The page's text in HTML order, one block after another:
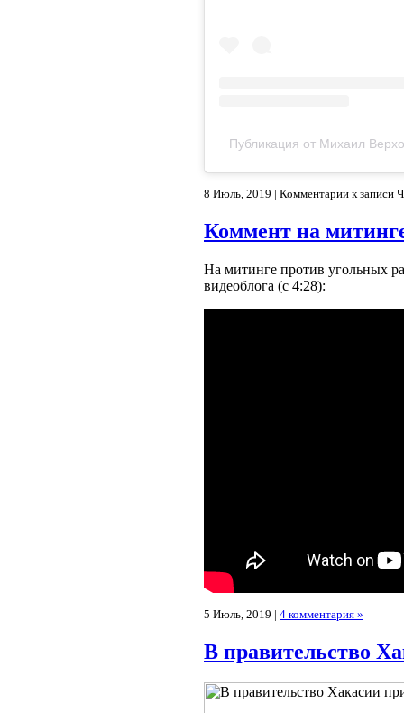
Публикация от Михаил
8 Июль, 2019 | Комментарии к записи
Коммент на
На митинге против угольных
видеоблога (с 4:28):
5 Июль, 2019 | 4 комментария »
В правительство